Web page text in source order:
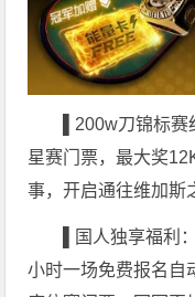
200w刀锦标赛
星赛门票，最大奖
事，开启通往维加斯
国人独享福利
小时一场免费报名自